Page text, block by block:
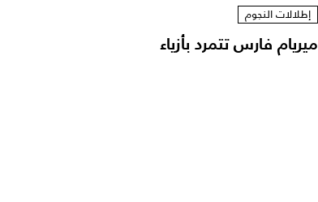
إطلالات النجوم
ميريام فارس تتمرد بأزياء
مستوحاة من الخزانة...